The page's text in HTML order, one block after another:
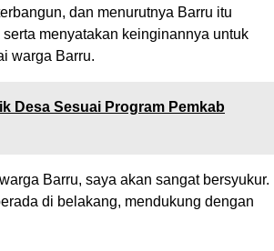
dan menurutnya Barru itu
menyatakan keinginannya untuk
warga Barru.
Desa Sesuai Program Pemkab
Barru, saya akan sangat bersyukur.
di belakang, mendukung dengan